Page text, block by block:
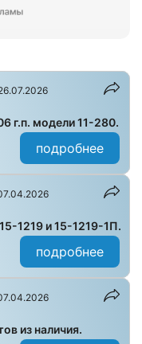
г.п. модели 11-280.
подробнее
1219 и 15-1219-1П.
подробнее
из наличия.